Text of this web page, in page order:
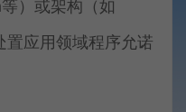
）或架构（如
应用领域程序允诺